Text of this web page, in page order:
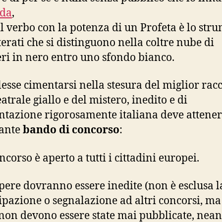
,
verbo con la potenza di un Profeta è lo
che si distinguono nella coltre nube di
in nero entro uno sfondo bianco.
cimentarsi nella stesura del miglior
giallo e del mistero, inedito e di
rigorosamente italiana deve
bando di concorso:
è aperto a tutti i cittadini europei.
dovranno essere inedite (non è esclusa
o segnalazione ad altri concorsi,
devono essere state mai pubblicate,